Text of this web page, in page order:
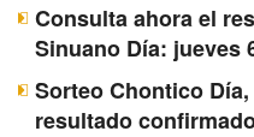
Consulta ahora el
Sinuano Día: jueves
Sorteo Chontico
resultado